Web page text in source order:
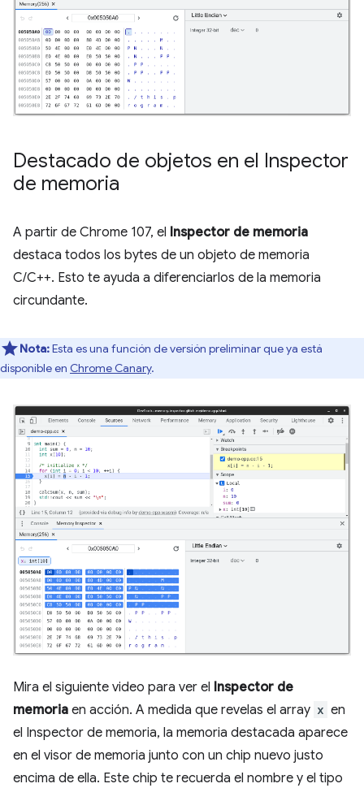
Destacado de objetos en el Inspector
de memoria
A partir de Chrome 107, el Inspector de memoria
destaca todos los bytes de un objeto de memoria
C/C++. Esto te ayuda a diferenciarlos de la memoria
circundante.
Nota:Esta es una función de versión preliminar que ya está
disponible en Chrome Canary.
Mira el siguiente video para ver el Inspector de
memoria en acción. A medida que revelas el array x en
el Inspector de memoria, la memoria destacada aparece
en el visor de memoria junto con un chip nuevo justo
encima de ella. Este chip te recuerda el nombre y el tipo